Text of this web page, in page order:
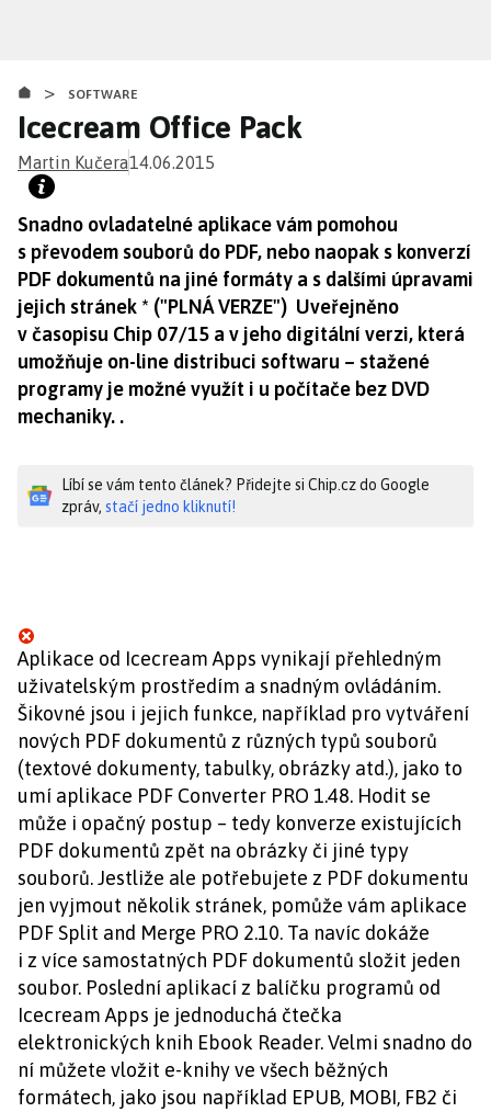
obsahu
> SOFTWARE
Icecream Office Pack
Martin Kučera14.06.2015
Snadno ovladatelné aplikace vám pomohou
s převodem souborů do PDF, nebo naopak s konverzí
PDF dokumentů na jiné formáty a s dalšími úpravami
jejich stránek * ("PLNÁ VERZE") Uveřejněno
v časopisu Chip 07/15 a v jeho digitální verzi, která
umožňuje on-line distribuci softwaru – stažené
programy je možné využít i u počítače bez DVD
mechaniky. .
Líbí se vám tento článek? Přidejte si Chip.cz do Google
zpráv, stačí jedno kliknutí!
Aplikace od Icecream Apps vynikají přehledným
uživatelským prostředím a snadným ovládáním.
Šikovné jsou i jejich funkce, například pro vytváření
nových PDF dokumentů z různých typů souborů
(textové dokumenty, tabulky, obrázky atd.), jako to
umí aplikace PDF Converter PRO 1.48. Hodit se
může i opačný postup – tedy konverze existujících
PDF dokumentů zpět na obrázky či jiné typy
souborů. Jestliže ale potřebujete z PDF dokumentu
jen vyjmout několik stránek, pomůže vám aplikace
PDF Split and Merge PRO 2.10. Ta navíc dokáže
i z více samostatných PDF dokumentů složit jeden
soubor. Poslední aplikací z balíčku programů od
Icecream Apps je jednoduchá čtečka
elektronických knih Ebook Reader. Velmi snadno do
ní můžete vložit e-knihy ve všech běžných
formátech, jako jsou například EPUB, MOBI, FB2 či